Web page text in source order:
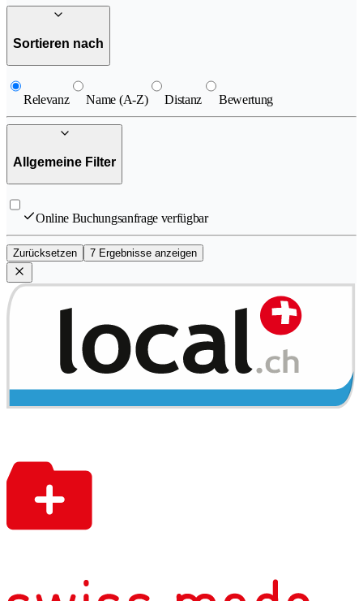
Sortieren nach
Relevanz Name (A-Z) Distanz Bewertung
Allgemeine Filter
Online Buchungsanfrage verfügbar
Zurücksetzen 7 Ergebnisse anzeigen